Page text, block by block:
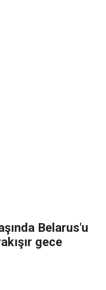
Belarus'u
gece